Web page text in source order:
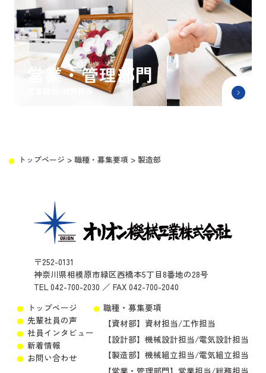
営業・管理部門
営業担当/総務担当
トップページ > 職種・募集要項 > 製造部
〒252-0131
神奈川県相模原市緑区西橋本5丁目8番地の28号
TEL 042-700-2030 ／ FAX 042-700-2040
トップページ
先輩社員の声
社員インタビュー
新着情報
お問い合わせ
職種・募集要項
【資材部】資材担当/工作担当
【設計部】機械設計担当/電気設計担当
【製造部】機械組立担当/電気組立担当
【営業・管理部門】営業担当/総務担当